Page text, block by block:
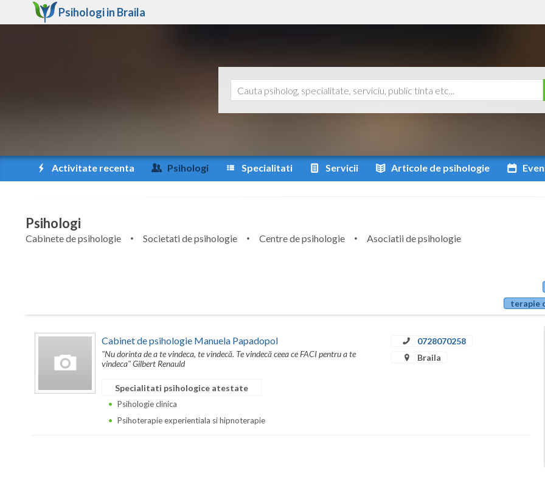
Psihologi in Braila
Activitate recenta Psihologi Specialitati Servicii Articole de psihologie
Psihologi
Cabinete de psihologie Societati de psihologie Centre de psihologie
Asociatii de psihologie
terapie
Cabinet de psihologie Manuela Papadopol
"Nu dorinta de a te vindeca, te vindecă. Te vindecă ceea ce FACI pentru a te
vindeca" Gilbert Renauld
0728070258
Braila
Specialitati psihologice atestate
Psihologie clinica
Psihoterapie experientiala si hipnoterapie